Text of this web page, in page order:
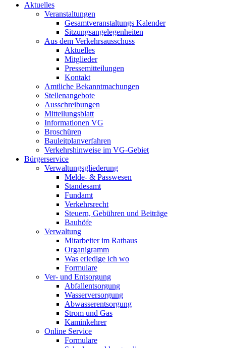
Aktuelles
Veranstaltungen
Gesamtveranstaltungs Kalender
Sitzungsangelegenheiten
Aus dem Verkehrsausschuss
Aktuelles
Mitglieder
Pressemitteilungen
Kontakt
Amtliche Bekanntmachungen
Stellenangebote
Ausschreibungen
Mitteilungsblatt
Informationen VG
Broschüren
Bauleitplanverfahren
Verkehrshinweise im VG-Gebiet
Bürgerservice
Verwaltungsgliederung
Melde- & Passwesen
Standesamt
Fundamt
Verkehrsrecht
Steuern, Gebühren und Beiträge
Bauhöfe
Verwaltung
Mitarbeiter im Rathaus
Organigramm
Was erledige ich wo
Formulare
Ver- und Entsorgung
Abfallentsorgung
Wasserversorgung
Abwasserentsorgung
Strom und Gas
Kaminkehrer
Online Service
Formulare